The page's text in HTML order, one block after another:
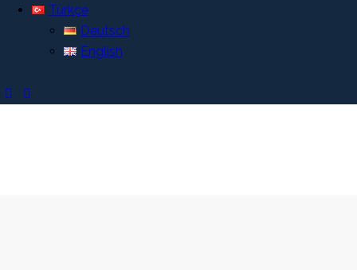
Türkçe
Deutsch
English